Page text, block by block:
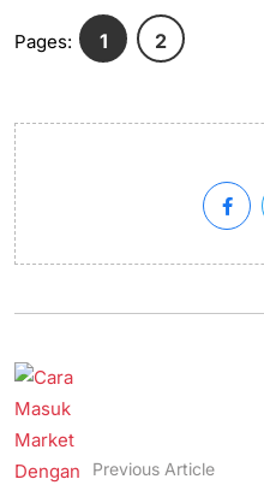
Pages: 1 2
Previous Article